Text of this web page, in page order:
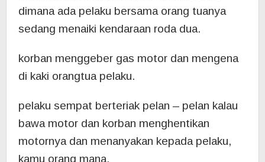
dimana ada pelaku bersama orang tuanya
sedang menaiki kendaraan roda dua.
korban menggeber gas motor dan mengena
di kaki orangtua pelaku.
pelaku sempat berteriak pelan – pelan kalau
bawa motor dan korban menghentikan
motornya dan menanyakan kepada pelaku,
kamu orang mana.